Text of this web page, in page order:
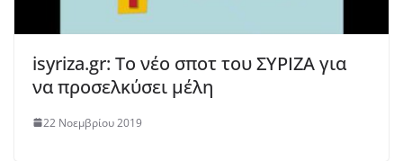
isyriza.gr: Το νέο σποτ του ΣΥΡΙΖΑ για
να προσελκύσει μέλη
22 Νοεμβρίου 2019